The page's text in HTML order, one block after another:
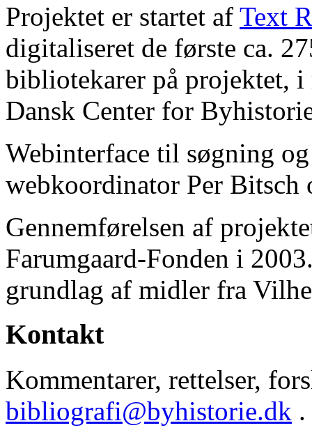
Projektet er startet af Text
digitaliseret de første ca.
bibliotekarer på projektet, i
Dansk Center for
Webinterface til søgning
webkoordinator Per Bitsch
Gennemførelsen af
Farumgaard-Fonden i
grundlag af midler fra
Kontakt
Kommentarer, rettelser,
bibliografi@byhistorie.dk .